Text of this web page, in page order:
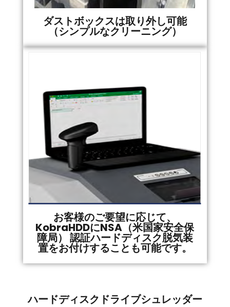
ダストボックスは取り外し可能
（シンプルなクリーニング）
お客様のご要望に応じて、
KobraHDDにNSA（米国家安全保
障局） 認証ハードディスク脱気装
置をお付けすることも可能です。
ハードディスクドライブシュレッダー